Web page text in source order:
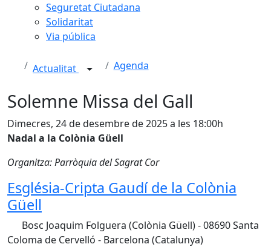
Seguretat Ciutadana
Solidaritat
Via pública
Actualitat Agenda
Solemne Missa del Gall
Dimecres, 24 de desembre de 2025 a les 18:00h
Nadal a la Colònia Güell
Organitza: Parròquia del Sagrat Cor
Església-Cripta Gaudí de la Colònia
Güell
Bosc Joaquim Folguera (Colònia Güell) - 08690 Santa
Coloma de Cervelló - Barcelona (Catalunya)